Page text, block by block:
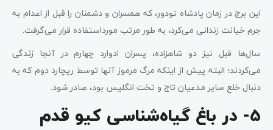
این برج در زمان پادشاه تودور، که همسران و دشمنان را قبل از اعدام به
جرم خیانت زندانی می‌کرد، به طور مرتب مورداستفاده قرار می‌گرفت.
سال‌ها قبل نیز دو شاهزاده، پسران ادوارد چهارم در آنجا زندگی
می‌کردند؛ البته پیش از اینکه مرگ مرموز آنها توسط ریچارد دوم که به
دنبال خلع سایر مدعیان تاج و تخت انگلیس بود، صادر ‌شود.
5- در باغ‌ گیاه‌شناسی کیو قدم